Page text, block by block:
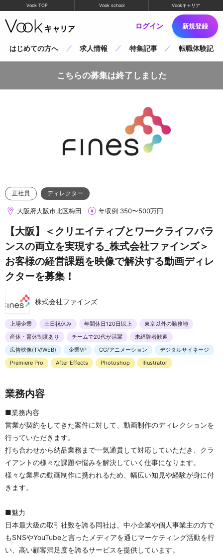
Vook TOP Vook school Vookキャリア
ログイン 新規登録
はじめての方へ 求人情報 特集記事 転職体験記
こちらの募集は終了しました
正社員 ディレクター
大阪府大阪市北区梅田 年収例 350〜500万円
【大阪】＜クリエイティブとワークライフバラ
ンスの両立を実現する_株式会社ファインズ＞
お客様の経営課題を映像で解決する動画ディレ
クターを募集！
株式会社ファインズ
上場企業 土日祝休み 年間休日120日以上
東京以外の勤務地
産休・育休制度あり
チームで20代が活躍
未経験者歓迎
広告映像(TV/WEB)
企業VP CG/アニメーション
デジタルサイネージ
Premiere Pro
After Effects Photoshop Illustrator
業務内容
■業務内容
営業が契約をしてきた案件に対して、動画制作のディレクションを
行っていただきます。
打ち合わせから納品業務まで一気通貫して対応していただき、クラ
イアントの様々な課題や悩みを解決していく仕事になります。
様々な業界の動画制作に携われるため、幅広い知見や経験が身に付
きます。
■魅力
日本最大級の取引社数を誇る同社は、中小企業や個人事業主の方で
もSNSやYouTubeと言ったメディアを通じマーケティング活動を行
い、高い顧客満足度を誇るサービスを提供しています。